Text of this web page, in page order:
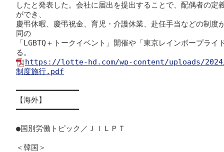
したと発表した。会社に届出を提出することで、配偶者の定
ができ、
慶弔休暇、慶弔祝金、育児・介護休業、赴任手当などの制度
同の
「LGBTQ＋トークイベント」開催や「東京レインボープラ
https://lotte-hd.com/wp-content/uploads/2024/
制度施行.pdf
━━━━━━━━━━━━━━
【海外】
━━━━━━━━━━━━━━
●国別労働トピック／ＪＩＬＰＴ
＜韓国＞